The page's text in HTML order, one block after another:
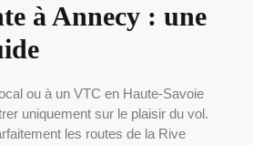
à Annecy : une
ou à un VTC en Haute-Savoie
uniquement sur le plaisir du vol.
les routes de la Rive